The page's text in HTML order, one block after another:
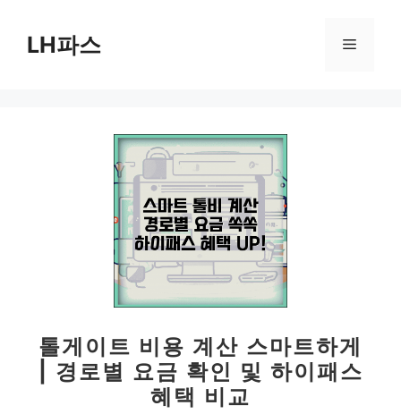
LH파스 메
톨게이트 비용 계산 스마트하게
| 경로별 요금 확인 및 하이패스
혜택 비교